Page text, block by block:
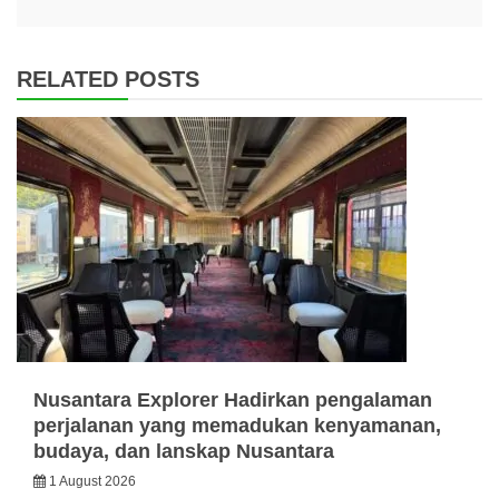
RELATED POSTS
Nusantara Explorer Hadirkan pengalaman
perjalanan yang memadukan kenyamanan,
budaya, dan lanskap Nusantara
1 August 2026